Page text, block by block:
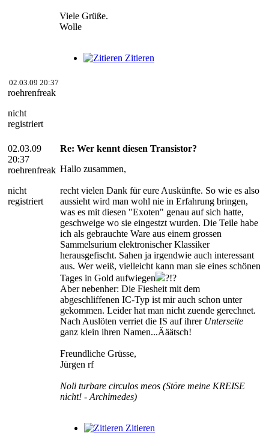
Viele Grüße.
Wolle
Zitieren
02.03.09 20:37
roehrenfreak
nicht
registriert
02.03.09
20:37
roehrenfreak
nicht
registriert
Re: Wer kennt diesen Transistor?
Hallo zusammen,
recht vielen Dank für eure Auskünfte. So wie es also
aussieht wird man wohl nie in Erfahrung bringen,
was es mit diesen "Exoten" genau auf sich hatte,
geschweige wo sie eingestzt wurden. Die Teile habe
ich als gebrauchte Ware aus einem grossen
Sammelsurium elektronischer Klassiker
herausgefischt. Sahen ja irgendwie auch interessant
aus. Wer weiß, vielleicht kann man sie eines schönen
Tages in Gold aufwiegen
?!?
Aber nebenher: Die Fiesheit mit dem
abgeschliffenen IC-Typ ist mir auch schon unter
gekommen. Leider hat man nicht zuende gerechnet.
Nach Auslöten verriet die IS auf ihrer Unterseite
ganz klein ihren Namen...Ääätsch!
Freundliche Grüsse,
Jürgen rf
Noli turbare circulos meos (Störe meine KREISE
nicht! - Archimedes)
Zitieren